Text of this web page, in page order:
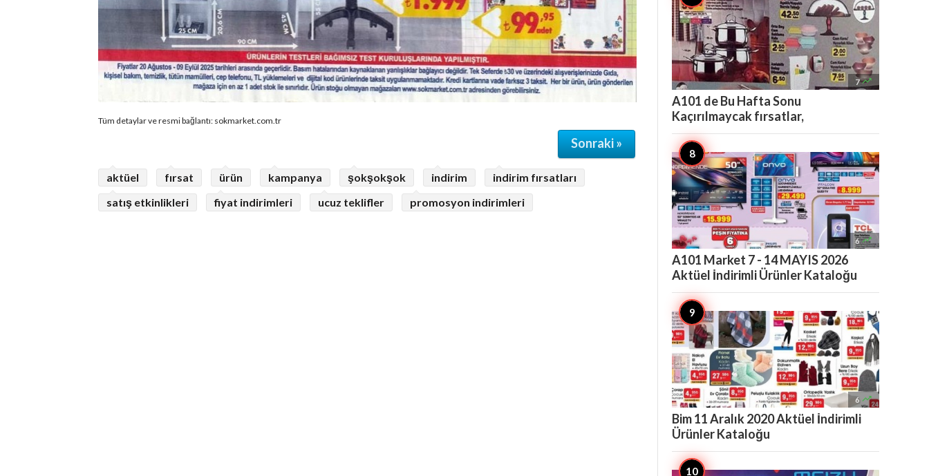
Tüm detaylar ve resmi bağlantı: sokmarket.com.tr
Sonraki »
aktüel fırsat ürün kampanya şokşokşok indirim
indirim fırsatları
satış etkinlikleri
fiyat indirimleri ucuz teklifler promosyon indirimleri
7 
A101 de Bu Hafta Sonu
Kaçırılmaycak fırsatlar,
6 
A101 Market 7 - 14 MAYIS 2026
Aktüel İndirimli Ürünler Kataloğu
6 
Bim 11 Aralık 2020 Aktüel İndirimli
Ürünler Kataloğu